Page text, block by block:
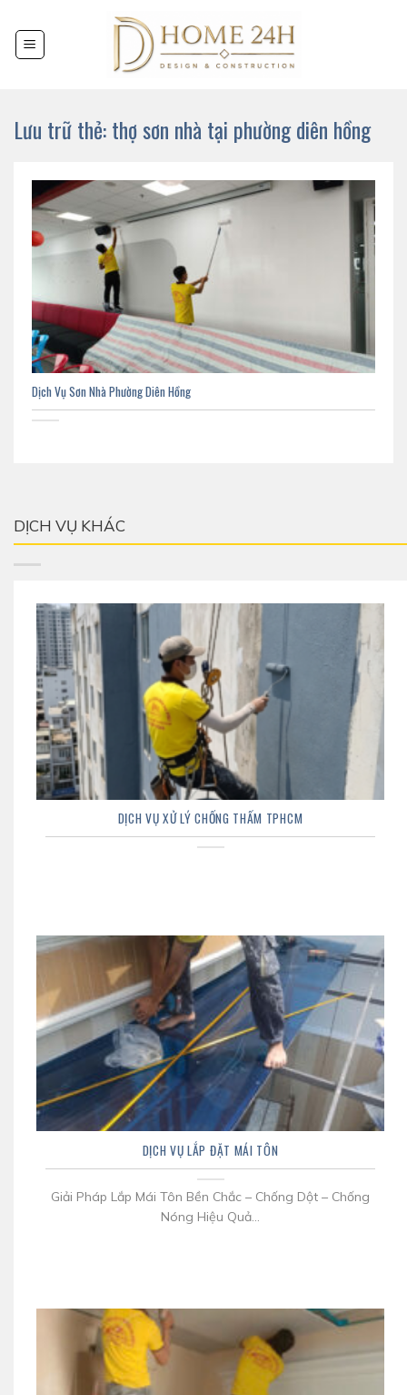
đến
nội
Lưu trữ thẻ:thợ sơn nhà tại phường diên hồng
Dịch Vụ Sơn Nhà Phường Diên Hồng
DỊCH VỤ KHÁC
DỊCH VỤ XỬ LÝ CHỐNG THẤM TPHCM
DỊCH VỤ LẮP ĐẶT MÁI TÔN
Giải Pháp Lắp Mái Tôn Bền Chắc – Chống Dột – Chống
Nóng Hiệu Quả...